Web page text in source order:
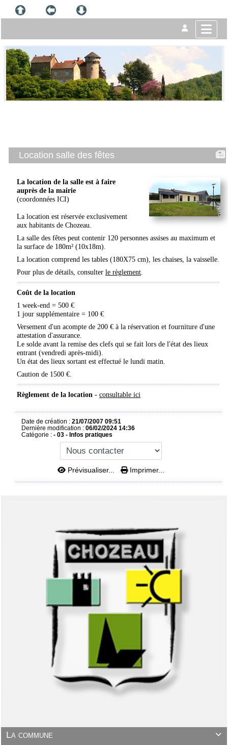

La commune
Location salle des fêtes
La location de la salle est à faire
auprès de la mairie
(coordonnées ICI)
La location est réservée exclusivement
aux habitants de Chozeau.
La salle des fêtes peut contenir 120 personnes assises au maximum et
la surface de 180m² (10x18m).
La location comprend les tables (180X75 cm), les chaises, la vaisselle.
Pour plus de détails, consulter le règlement.
Coût de la location
1 week-end = 500 €
1 jour supplémentaire = 100 €
Versement d'un acompte de 200 € à la réservation et fourniture d'une
attestation d'assurance.
Le solde avant la remise des clefs qui se fait lors de l'état des lieux
entrant (vendredi après-midi).
Un état des lieux sortant est effectué le lundi matin.
Caution de 1500 €.
Règlement de la location - consultable ici
Date de création : 21/07/2007 09:51
Dernière modification : 06/02/2024 14:36
Catégorie : - 03 - Infos pratiques
Prévisualiser... Imprimer...